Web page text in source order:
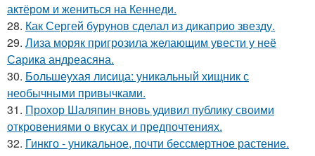
актёром и жениться на Кеннеди.
28. Как Сергей бурунов сделал из дикаприо звезду.
29. Лиза моряк пригрозила желающим увести у неё
Сарика андреасяна.
30. Большеухая лисица: уникальный хищник с
необычными привычками.
31. Прохор Шаляпин вновь удивил публику своими
откровениями о вкусах и предпочтениях.
32. Гинкго - уникальное, почти бессмертное растение.